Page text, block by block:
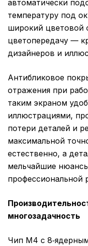
автоматически
температуру под
широкий цветовой
цветопередачу —
дизайнеров и
Антибликовое
отражения при
таким экраном
иллюстрациями,
потери деталей и
максимальной
естественно, а
мельчайшие
профессиональной
многозадачность
Чип M4 с